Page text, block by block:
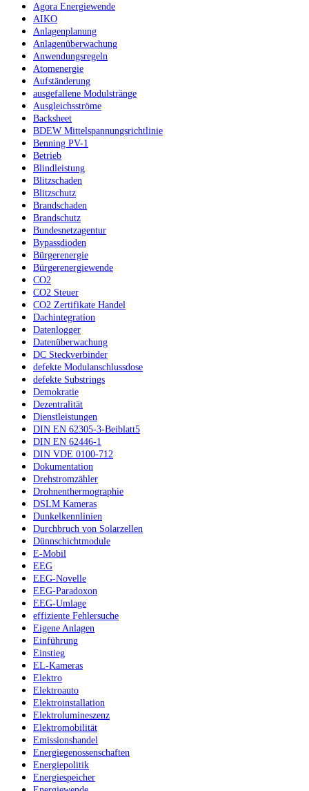
Agora Energiewende
AIKO
Anlagenplanung
Anlagenüberwachung
Anwendungsregeln
Atomenergie
Aufständerung
ausgefallene Modulstränge
Ausgleichsströme
Backsheet
BDEW Mittelspannungsrichtlinie
Benning PV-1
Betrieb
Blindleistung
Blitzschaden
Blitzschutz
Brandschaden
Brandschutz
Bundesnetzagentur
Bypassdioden
Bürgerenergie
Bürgerenergiewende
CO2
CO2 Steuer
CO2 Zertifikate Handel
Dachintegration
Datenlogger
Datenüberwachung
DC Steckverbinder
defekte Modulanschlussdose
defekte Substrings
Demokratie
Dezentralität
Dienstleistungen
DIN EN 62305-3-Beiblatt5
DIN EN 62446-1
DIN VDE 0100-712
Dokumentation
Drehstromzähler
Drohnenthermographie
DSLM Kameras
Dunkelkennlinien
Durchbruch von Solarzellen
Dünnschichtmodule
E-Mobil
EEG
EEG-Novelle
EEG-Paradoxon
EEG-Umlage
effiziente Fehlersuche
Eigene Anlagen
Einführung
Einstieg
EL-Kameras
Elektro
Elektroauto
Elektroinstallation
Elektrolumineszenz
Elektromobilität
Emissionshandel
Energiegenossenschaften
Energiepolitik
Energiespeicher